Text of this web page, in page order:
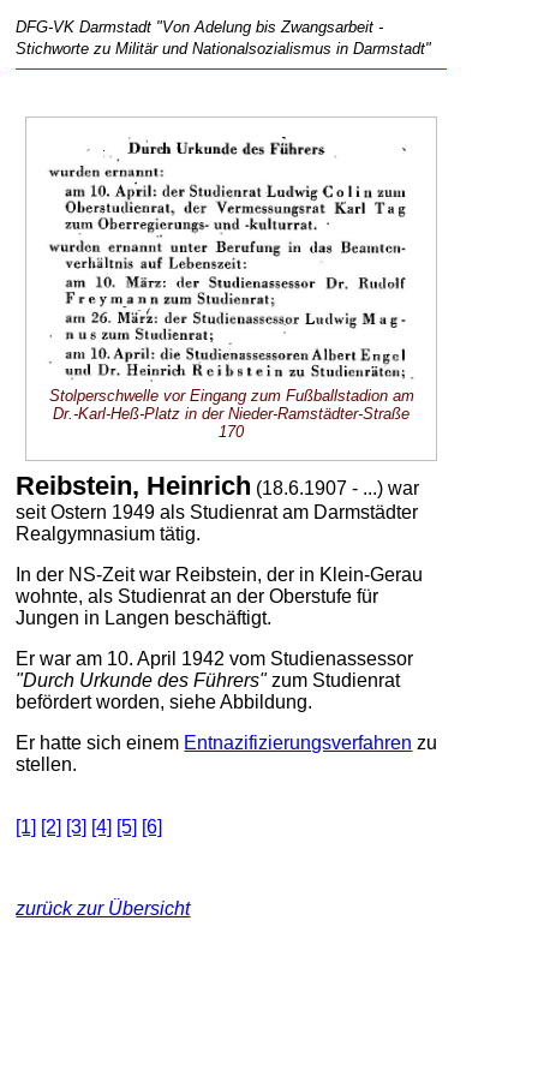
DFG-VK Darmstadt "Von Adelung bis Zwangsarbeit -
Stichworte zu Militär und Nationalsozialismus in Darmstadt"
Stolperschwelle vor Eingang zum Fußballstadion am
Dr.-Karl-Heß-Platz in der Nieder-Ramstädter-Straße
170
Reibstein, Heinrich (18.6.1907 - ...) war
seit Ostern 1949 als Studienrat am Darmstädter
Realgymnasium tätig.
In der NS-Zeit war Reibstein, der in Klein-Gerau
wohnte, als Studienrat an der Oberstufe für
Jungen in Langen beschäftigt.
Er war am 10. April 1942 vom Studienassessor
"Durch Urkunde des Führers"zum Studienrat
befördert worden, siehe Abbildung.
Er hatte sich einem Entnazifizierungsverfahren zu
stellen.
[1] [2] [3] [4] [5] [6]
zurück zur Übersicht